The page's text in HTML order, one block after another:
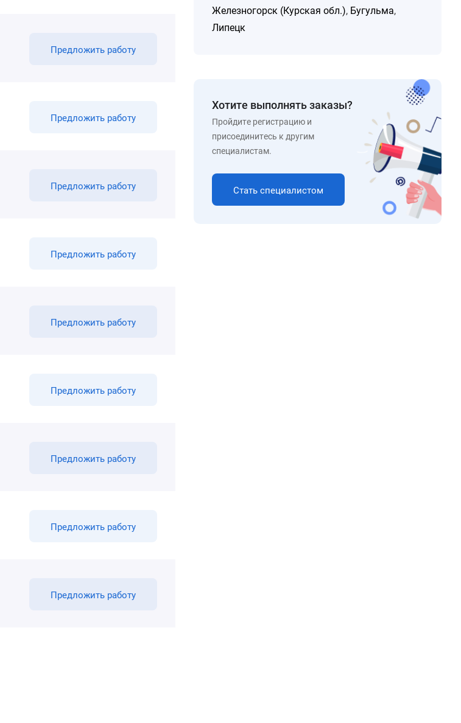
Предложить работу
Предложить работу
Предложить работу
Предложить работу
Предложить работу
Предложить работу
Предложить работу
Предложить работу
Предложить работу
Железногорск (Курская обл.), Бугульма,
Липецк
Хотите выполнять заказы?
Пройдите регистрацию и
присоединитесь к другим
специалистам.
Стать специалистом